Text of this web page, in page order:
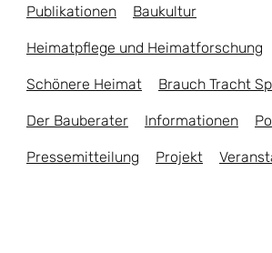
Publikationen Baukultur
Heimatpflege und Heimatforschung
Schönere Heimat Brauch Tracht
Der Bauberater Informationen
Pressemitteilung Projekt